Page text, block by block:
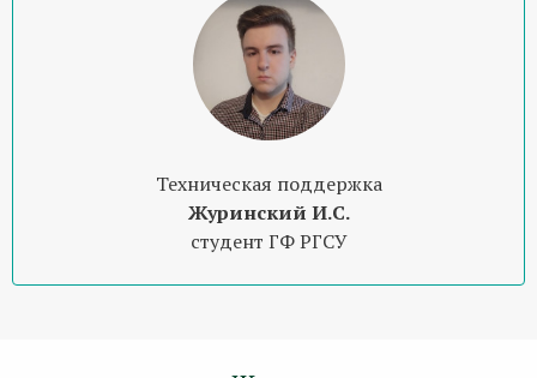
Техническая поддержка
Журинский И.С.
студент ГФ РГСУ